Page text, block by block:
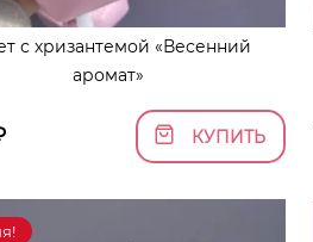
с хризантемой «Весенний
аромат»
КУПИТЬ